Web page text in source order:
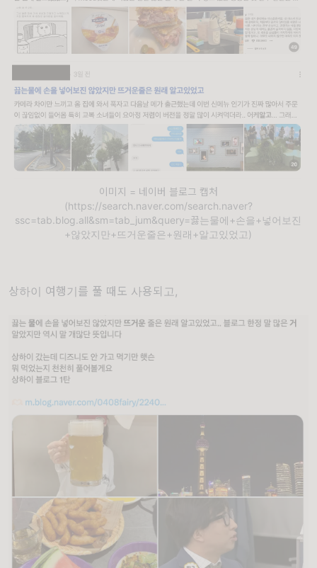
이미지 = 네이버 블로그 캡처
(https://search.naver.com/search.naver?
ssc=tab.blog.all&sm=tab_jum&query=끓는물에+손을+넣어보진
+않았지만+뜨거운줄은+원래+알고있었고)
상하이 여행기를 풀 때도 사용되고,